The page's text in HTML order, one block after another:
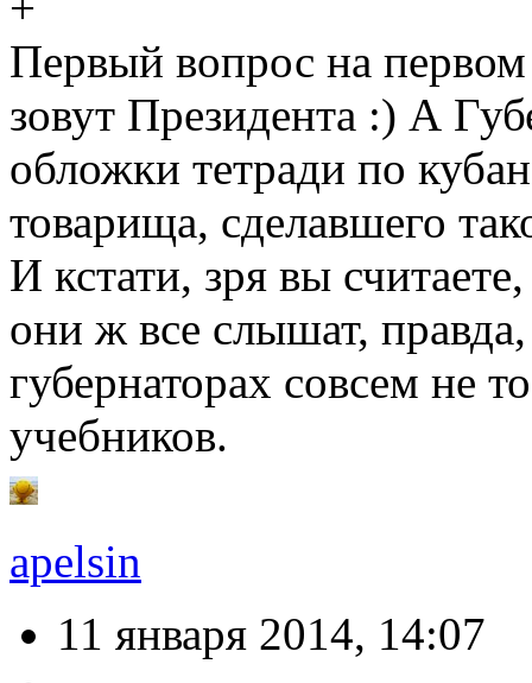
Первый вопрос на
зовут Президента :) А
обложки тетради по
товарища, сделавшего
И кстати, зря вы
они ж все слышат,
губернаторах совсем не
учебников.
apelsin
11 января 2014, 14:07